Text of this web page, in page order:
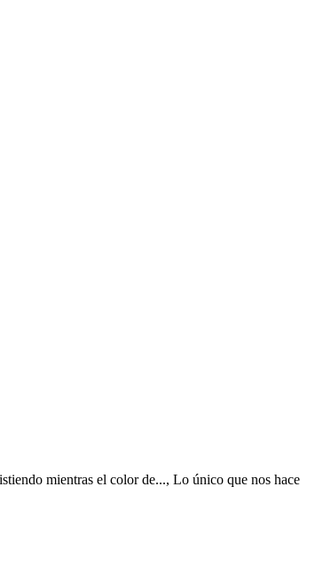
mientras el color de..., Lo único que nos hace